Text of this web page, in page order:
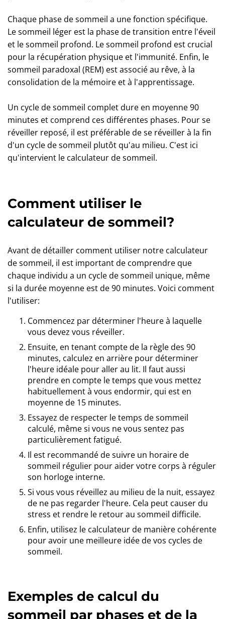
Chaque phase de sommeil a une fonction spécifique.
Le sommeil léger est la phase de transition entre l'éveil
et le sommeil profond. Le sommeil profond est crucial
pour la récupération physique et l'immunité. Enfin, le
sommeil paradoxal (REM) est associé au rêve, à la
consolidation de la mémoire et à l'apprentissage.
Un cycle de sommeil complet dure en moyenne 90
minutes et comprend ces différentes phases. Pour se
réveiller reposé, il est préférable de se réveiller à la fin
d'un cycle de sommeil plutôt qu'au milieu. C'est ici
qu'intervient le calculateur de sommeil.
Comment utiliser le
calculateur de sommeil?
Avant de détailler comment utiliser notre calculateur
de sommeil, il est important de comprendre que
chaque individu a un cycle de sommeil unique, même
si la durée moyenne est de 90 minutes. Voici comment
l'utiliser:
Commencez par déterminer l'heure à laquelle
vous devez vous réveiller.
Ensuite, en tenant compte de la règle des 90
minutes, calculez en arrière pour déterminer
l'heure idéale pour aller au lit. Il faut aussi
prendre en compte le temps que vous mettez
habituellement à vous endormir, qui est en
moyenne de 15 minutes.
Essayez de respecter le temps de sommeil
calculé, même si vous ne vous sentez pas
particulièrement fatigué.
Il est recommandé de suivre un horaire de
sommeil régulier pour aider votre corps à réguler
son horloge interne.
Si vous vous réveillez au milieu de la nuit, essayez
de ne pas regarder l'heure. Cela peut causer du
stress et rendre le retour au sommeil difficile.
Enfin, utilisez le calculateur de manière cohérente
pour avoir une meilleure idée de vos cycles de
sommeil.
Exemples de calcul du
sommeil par phases et de la